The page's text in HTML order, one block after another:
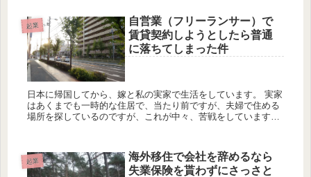
起業
自営業（フリーランサー）で
賃貸契約しようとしたら普通
に落ちてしまった件
日本に帰国してから、嫁と私の実家で生活をしています。 実家
はあくまでも一時的な住居で、当たり前ですが、夫婦で住める
場所を探しているのですが、これが中々、苦戦をしています。
起業
海外移住で会社を辞めるなら
失業保険を貰わずにさっさと